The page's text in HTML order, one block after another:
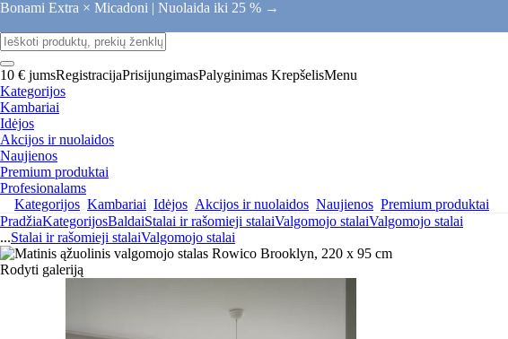
Bonami Extra × Micadoni | Nuolaida iki 25 % →
10 € jumsRegistracijaPrisijungimasPalyginimas KrepšelisMenu
Kategorijos
Kambariai
Idėjos
Akcijos ir nuolaidos
Naujienos
Premium produktai
Profesionalams
Kategorijos Kambariai Idėjos Akcijos ir nuolaidos Naujienos Premium produktai
PradžiaKategorijosBaldaiStalai ir rašomieji stalaiValgomojo stalaiValgomojo stalai
...Stalai ir rašomieji stalaiValgomojo stalai
Rodyti galeriją